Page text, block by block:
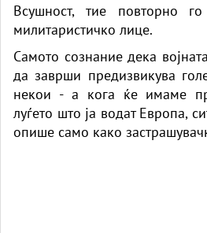
Всушност, тие повторно го
милитаристичко лице.
Самото сознание дека
да заврши предизвикува
некои - а кога ќе имаме
луѓето што ја водат Европа,
опише само како